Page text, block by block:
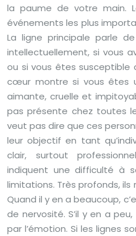
la paume de votre main.
événements les plus
La ligne principale parle
intellectuellement, si vous
ou si vous êtes susceptible
cœur montre si vous êtes
aimante, cruelle et
pas présente chez toutes
veut pas dire que ces
leur objectif en tant
clair, surtout
indiquent une difficulté à
limitations. Très profonds, ils
Quand il y en a beaucoup,
de nervosité. S’il y en a
par l’émotion. Si les lignes